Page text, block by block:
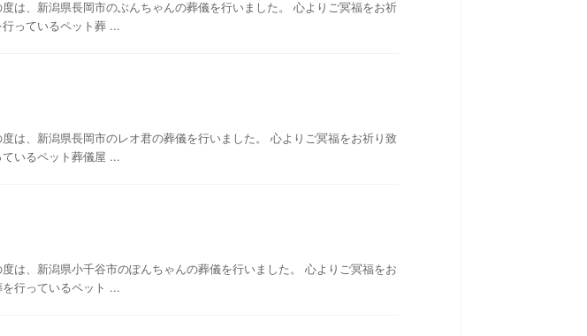
は、新潟県長岡市のぶんちゃんの葬儀を行いました。 心よりご冥福をお祈
っているペット葬 ...
は、新潟県長岡市のレオ君の葬儀を行いました。 心よりご冥福をお祈り致
いるペット葬儀屋 ...
は、新潟県小千谷市のぽんちゃんの葬儀を行いました。 心よりご冥福をお
行っているペット ...